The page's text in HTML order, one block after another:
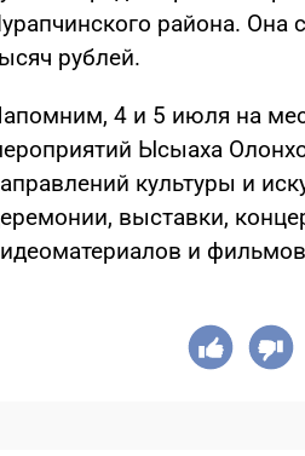
района. Она
рублей.
4 и 5 июля на
Ысыаха
культуры и
выставки,
и